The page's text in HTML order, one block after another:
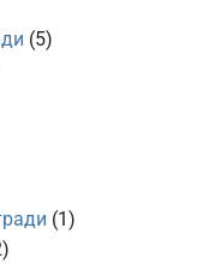
(5)
(1)